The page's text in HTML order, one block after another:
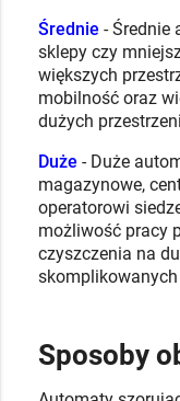
Średnie - Średnie
sklepy czy
większych
mobilność oraz
dużych
Duże - Duże
magazynowe,
operatorowi
możliwość pracy
czyszczenia na
Sposoby